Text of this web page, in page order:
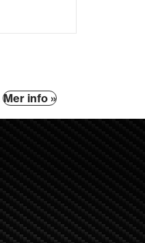
Mer info »Den
varianter.
olika
alternativen
kan